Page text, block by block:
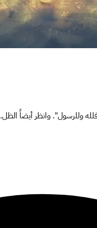
وللرسول". وانظر أيضاً الظل.